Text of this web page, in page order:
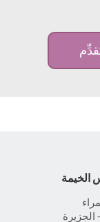
الخيمة
الجزيرة